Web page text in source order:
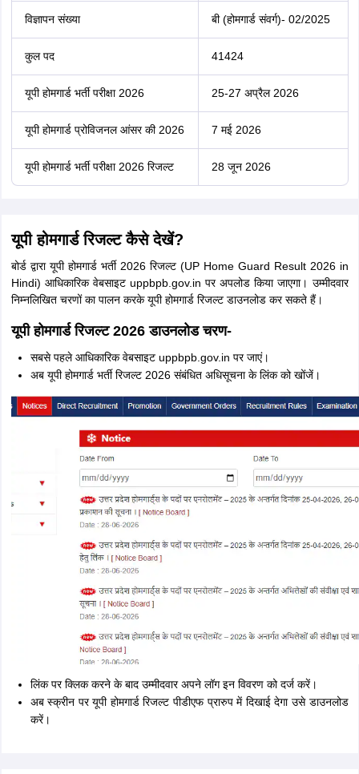
विज्ञापन संख्या बी (होमगार्ड संवर्ग)- 02/2025
कुल पद 41424
यूपी होमगार्ड भर्ती परीक्षा 2026 25-27 अप्रैल 2026
यूपी होमगार्ड प्रोविजनल आंसर की 2026 7 मई 2026
यूपी होमगार्ड भर्ती परीक्षा 2026 रिजल्ट 28 जून 2026
यूपी होमगार्ड रिजल्ट कैसे देखें?
बोर्ड द्वारा यूपी होमगार्ड भर्ती 2026 रिजल्ट (UP Home Guard Result 2026 in
Hindi) आधिकारिक वेबसाइट uppbpb.gov.in पर अपलोड किया जाएगा। उम्मीदवार
निम्नलिखित चरणों का पालन करके यूपी होमगार्ड रिजल्ट डाउनलोड कर सकते हैं।
यूपी होमगार्ड रिजल्ट 2026 डाउनलोड चरण-
सबसे पहले आधिकारिक वेबसाइट uppbpb.gov.in पर जाएं।
अब यूपी होमगार्ड भर्ती रिजल्ट 2026 संबंधित अधिसूचना के लिंक को खोंजें।
लिंक पर क्लिक करने के बाद उम्मीदवार अपने लॉग इन विवरण को दर्ज करें।
अब स्क्रीन पर यूपी होमगार्ड रिजल्ट पीडीएफ प्रारुप में दिखाई देगा उसे डाउनलोड
करें।